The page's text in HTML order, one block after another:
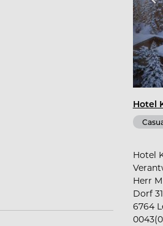
Hotel
Hotel
Herr
Dorf
6764